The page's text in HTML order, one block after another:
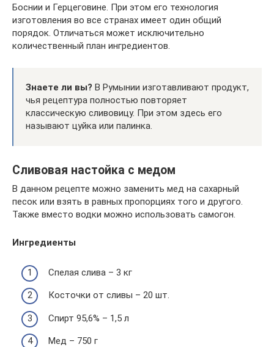
Боснии и Герцеговине. При этом его технология
изготовления во все странах имеет один общий
порядок. Отличаться может исключительно
количественный план ингредиентов.
Знаете ли вы? В Румынии изготавливают продукт,
чья рецептура полностью повторяет
классическую сливовицу. При этом здесь его
называют цуйка или палинка.
Сливовая настойка с медом
В данном рецепте можно заменить мед на сахарный
песок или взять в равных пропорциях того и другого.
Также вместо водки можно использовать самогон.
Ингредиенты
Спелая слива – 3 кг
Косточки от сливы – 20 шт.
Спирт 95,6% – 1,5 л
Мед – 750 г